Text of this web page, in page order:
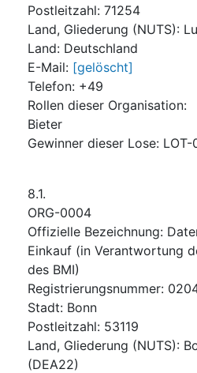
Postleitzahl: 71254
Land, Gliederung (NUTS):
Land: Deutschland
E-Mail: [gelöscht]
Telefon: +49
Rollen dieser Organisation:
Bieter
Gewinner dieser Lose: LOT-
8.1.
ORG-0004
Offizielle Bezeichnung:
Einkauf (in Verantwortung
des BMI)
Registrierungsnummer:
Stadt: Bonn
Postleitzahl: 53119
Land, Gliederung (NUTS):
(DEA22)